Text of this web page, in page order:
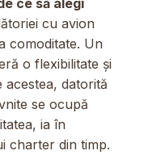
ce să alegi
cu avion
comoditate. Un
o flexibilitate și
acestea, datorită
se ocupă
ia în
charter din timp.